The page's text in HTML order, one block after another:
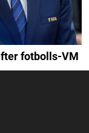
fotbolls-VM